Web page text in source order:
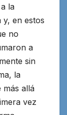
la
y, en estos
no
a
sin
la
más allá
vez